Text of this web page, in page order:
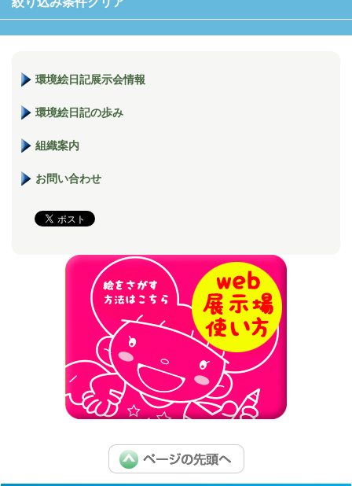
環境絵日記展示会情報
環境絵日記の歩み
組織案内
お問い合わせ